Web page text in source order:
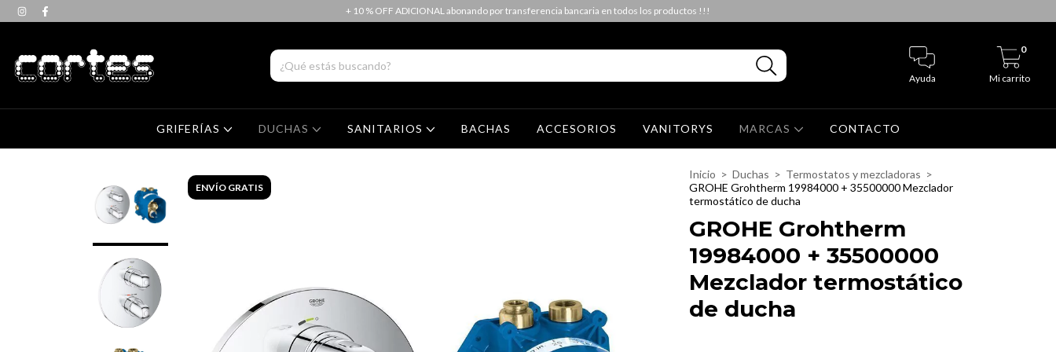
+ 10 % OFF ADICIONAL abonando por transferencia bancaria en todos los productos !!!
Ayuda Mi carrito
0
GRIFERÍAS DUCHAS SANITARIOS BACHAS ACCESORIOS VANITORYS MARCAS CONTACTO
ENVÍO GRATIS
Inicio > Duchas > Termostatos y mezcladoras >
GROHE Grohtherm 19984000 + 35500000 Mezclador
termostático de ducha
GROHE Grohtherm
19984000 + 35500000
Mezclador termostático
de ducha